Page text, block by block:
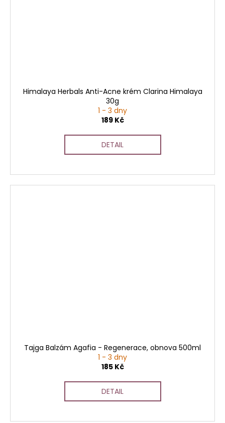
Himalaya Herbals Anti-Acne krém Clarina Himalaya
30g
1 - 3 dny
189 Kč
DETAIL
Tajga Balzám Agafia - Regenerace, obnova 500ml
1 - 3 dny
185 Kč
DETAIL